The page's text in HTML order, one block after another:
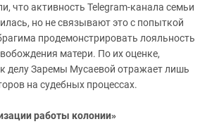
что активность Telegram‑канала семьи
но не связывают это с попыткой
продемонстрировать лояльность
матери. По их оценке,
делуЗаремы Мусаевой отражает лишь
на судебных процессах.
работы колонии»